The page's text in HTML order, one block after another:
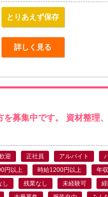
とりあえず保存
詳しく見る
募集中です。 資材整理
迎 正社員 アルバイト
円以上 時給1200円以上
年
し 残業なし 未経験可